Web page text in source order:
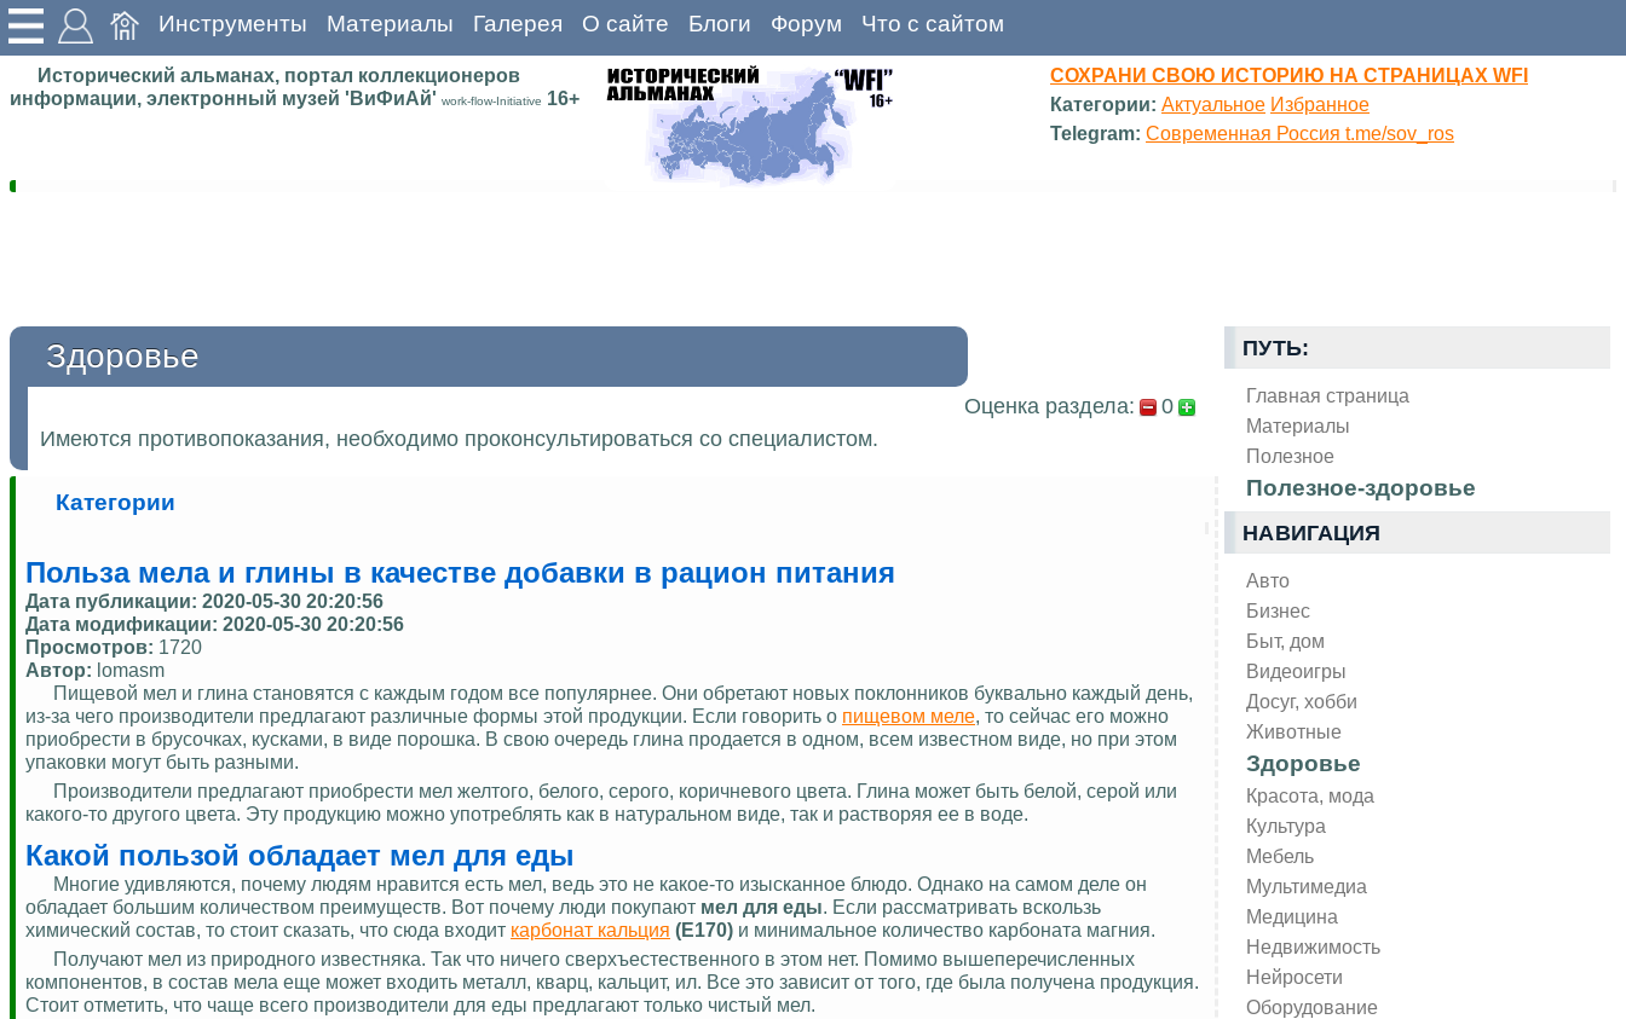
Инструменты Материалы Галерея О сайте Блоги Форум Что с сайтом
Исторический альманах, портал коллекционеров
информации, электронный музей 'ВиФиАй' work-flow-Initiative 16+
СОХРАНИ СВОЮ ИСТОРИЮ НА СТРАНИЦАХ WFI
Категории: Актуальное Избранное
Telegram: Современная Россия t.me/sov_ros
ПУТЬ:
Главная страница
Материалы
Полезное
Полезное-здоровье
НАВИГАЦИЯ
Авто
Бизнес
Быт, дом
Видеоигры
Досуг, хобби
Животные
Здоровье
Красота, мода
Культура
Мебель
Мультимедиа
Медицина
Недвижимость
Нейросети
Оборудование
Здоровье
Оценка раздела:
0
Имеются противопоказания, необходимо проконсультироваться со специалистом.
Категории
Польза мела и глины в качестве добавки в рацион питания
Дата публикации: 2020-05-30 20:20:56
Дата модификации: 2020-05-30 20:20:56
Просмотров: 1720
Автор: lomasm
Пищевой мел и глина становятся с каждым годом все популярнее. Они обретают новых поклонников буквально каждый день,
из-за чего производители предлагают различные формы этой продукции. Если говорить о пищевом меле , то сейчас его можно
приобрести в брусочках, кусками, в виде порошка. В свою очередь глина продается в одном, всем известном виде, но при этом
упаковки могут быть разными.
Производители предлагают приобрести мел желтого, белого, серого, коричневого цвета. Глина может быть белой, серой или
какого-то другого цвета. Эту продукцию можно употреблять как в натуральном виде, так и растворяя ее в воде.
Какой пользой обладает мел для еды
Многие удивляются, почему людям нравится есть мел, ведь это не какое-то изысканное блюдо. Однако на самом деле он
обладает большим количеством преимуществ. Вот почему люди покупают мел для еды . Если рассматривать вскользь
химический состав, то стоит сказать, что сюда входит карбонат кальция (Е170) и минимальное количество карбоната магния.
Получают мел из природного известняка. Так что ничего сверхъестественного в этом нет. Помимо вышеперечисленных
компонентов, в состав мела еще может входить металл, кварц, кальцит, ил. Все это зависит от того, где была получена продукция.
Стоит отметить, что чаще всего производители для еды предлагают только чистый мел.